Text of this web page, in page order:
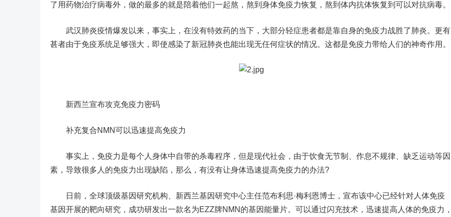
了用药物治疗病毒外，做的最多的就是陪着他们一起熬，熬到身体免疫力恢复，熬到体内抗体恢复到可以对抗病毒。
武汉肺炎疫情爆发以来，事实上，在没有特效药的当下，大部分轻症患者都是靠自身的免疫力战胜了肺炎。更有
甚者由于免疫系统足够强大，即使感染了新冠肺炎也能出现无任何症状的情况。这都是免疫力带给人们的神奇作用。
新西兰宣布攻克免疫力密码
补充复合NMN可以迅速提高免疫力
事实上，免疫力是每个人身体中自带的杀毒程序，但是现代社会，由于饮食无节制、作息不规律、缺乏运动等因
素，导致很多人的免疫力出现缺陷，那么，有没有让身体迅速提高免疫力的办法?
日前，全球顶级基因研究机构、新西兰基因研究中心主任范布利思·梅利恩博士，宣布该中心已经针对人体免疫
基因开展的靶向研究，成功研发出一款名为EZZ牌NMN的基因能量片。可以通过闪充技术，迅速提高人体的免疫力，